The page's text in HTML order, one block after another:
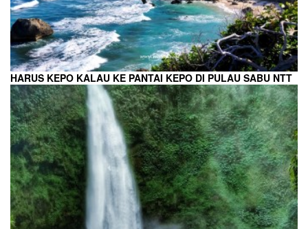
HARUS KEPO KALAU KE PANTAI KEPO DI PULAU SABU NTT